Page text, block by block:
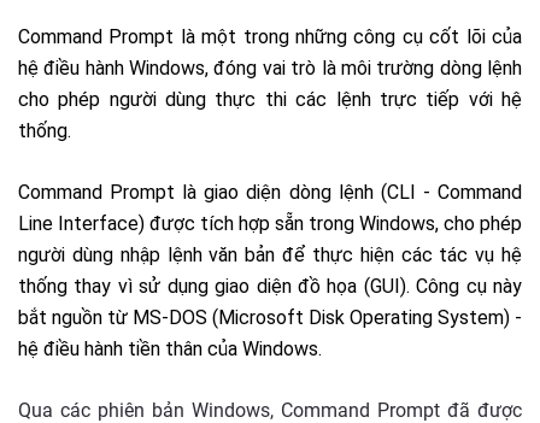
Command Prompt là một trong những công cụ cốt lõi của
hệ điều hành Windows, đóng vai trò là môi trường dòng lệnh
cho phép người dùng thực thi các lệnh trực tiếp với hệ
thống.
Command Prompt là giao diện dòng lệnh (CLI - Command
Line Interface) được tích hợp sẵn trong Windows, cho phép
người dùng nhập lệnh văn bản để thực hiện các tác vụ hệ
thống thay vì sử dụng giao diện đồ họa (GUI). Công cụ này
bắt nguồn từ MS-DOS (Microsoft Disk Operating System) -
hệ điều hành tiền thân của Windows.
Qua các phiên bản Windows, Command Prompt đã được